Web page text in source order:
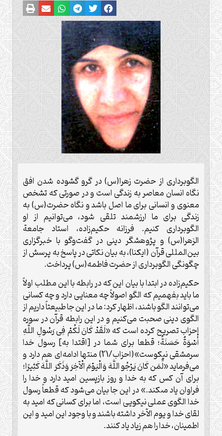
الگوبرداری از حضرت زهرا(س) در گرو گشوده شدن افق
نگاه انسان معاصر به زندگی است و در صورتی که تشخص
معنوی و انسانی برای ما اصل باشد و نگاه حضرت(س) به
زندگی برای ما ارزشمند تلقی شود، می‌توانیم از او
الگوبرداری کنیم. فرزانه حکیم‌زاده، استاد جامعة
الزهرا(س) و پژوهشگر دینی در گفت‌وگو با خبرگزاری
بین‌المللی قرآن (ایکنا)، به بیان نکاتی در پاسخ به پرسش از
چگونگی الگوبرداری از حضرت فاطمه(س) پرداخت.
حکیم‌زاده در ابتدا با بیان این که در رابطه با این مطلب اولاً
ما باید بفهمیم که الگو اصولاً چه معنایی دارد و چه کسانی
می‌توانند الگو باشند، اظهار کرد: ما در این جا طبیعتاً داریم از
الگوی دینی صحبت می‌کنیم و در این رابطه قرآن در سوره
احزاب تصریح کرده است که «لَقَدْ کَانَ لَکُمْ فِی رَسُولِ اللَّهِ
أُسْوَةٌ حَسَنَةٌ؛ قطعا براى شما در [اقتدا به] رسول خدا
سرمشقى نیکوست»(احزاب/21) منتها ادامه‌ای هم دارد و
می‌فرماید «لِّمَن کَانَ یَرْجُو اللَّهَ وَالْیَوْمَ الْآخِرَ وَذَکَرَ اللَّهَ کَثِیرًا؛
براى آن کس که به خدا و روز بازپسین امید دارد و خدا را
فراوان یاد مى‏کند.» در این جا بیان می‌شود که قطعاً رسول
خدا الگوی عملی نیکویی است، اما برای کسانی که امید به
لقای خدا و یوم الآخر داشته باشند و با وجود این امید و این
اطمینان، خدا را هم زیاد یاد کنند.